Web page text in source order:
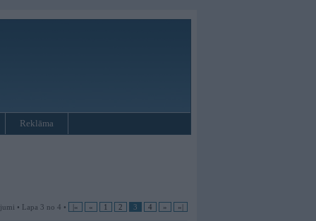
Reklāma
• Lapa 3 no 4 • |« « 1 2 3 4 » »|